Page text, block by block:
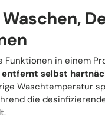
in einem
selbst
Waschtemperatur
die